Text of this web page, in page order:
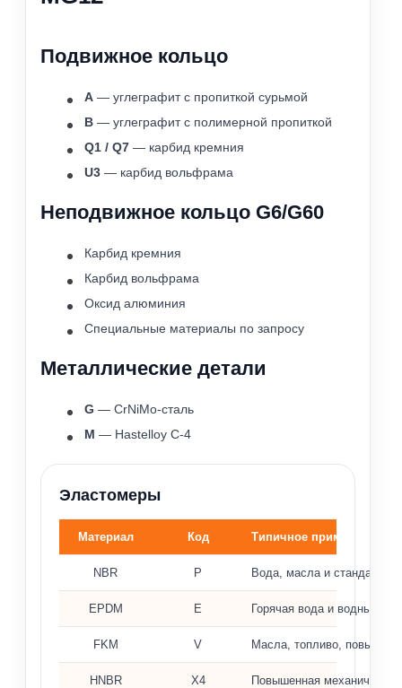
Подвижное кольцо
A — углеграфит с пропиткой сурьмой
B — углеграфит с полимерной пропиткой
Q1 / Q7 — карбид кремния
U3 — карбид вольфрама
Неподвижное кольцо G6/G60
Карбид кремния
Карбид вольфрама
Оксид алюминия
Специальные материалы по запросу
Металлические детали
G — CrNiMo-сталь
M — Hastelloy C-4
Эластомеры
Материал Код Типичное применение
NBR P Вода, масла и
EPDM E Горячая вода и водные
FKM V Масла, топливо,
HNBR X4 Повышенная механическая